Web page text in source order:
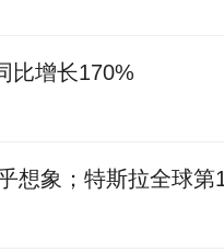
比增长170%
想象；特斯拉全球第